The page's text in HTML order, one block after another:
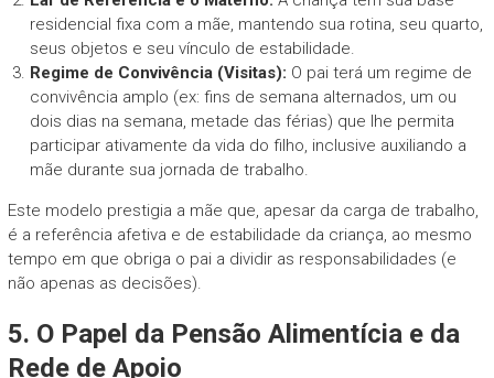
residencial fixa com a mãe, mantendo sua rotina, seu quarto,
seus objetos e seu vínculo de estabilidade.
Regime de Convivência (Visitas): O pai terá um regime de
convivência amplo (ex: fins de semana alternados, um ou
dois dias na semana, metade das férias) que lhe permita
participar ativamente da vida do filho, inclusive auxiliando a
mãe durante sua jornada de trabalho.
Este modelo prestigia a mãe que, apesar da carga de trabalho,
é a referência afetiva e de estabilidade da criança, ao mesmo
tempo em que obriga o pai a dividir as responsabilidades (e
não apenas as decisões).
5. O Papel da Pensão Alimentícia e da
Rede de Apoio